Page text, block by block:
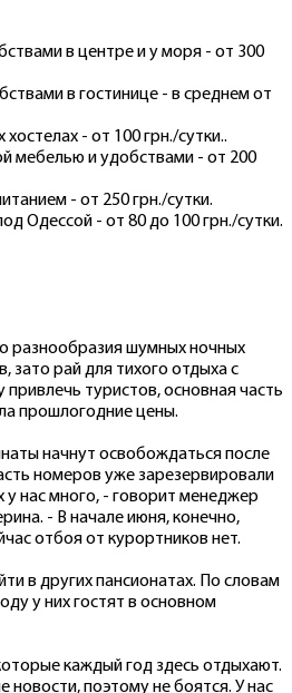
в центре и у моря - от 300
в гостинице - в среднем от
- от 100 грн./сутки..
мебелью и удобствами - от 200
- от 250 грн./сутки.
Одессой - от 80 до 100 грн./сутки.
разнообразия шумных ночных
зато рай для тихого отдыха с
туристов, основная часть
прошлогодние цены.
начнут освобождаться после
номеров уже зарезервировали
нас много, - говорит менеджер
- В начале июня, конечно,
отбоя от курортников нет.
в других пансионатах. По словам
у них гостят в основном
каждый год здесь отдыхают.
новости, поэтому не боятся. У нас